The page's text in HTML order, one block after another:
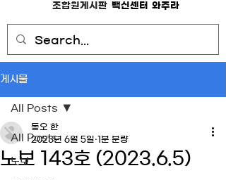
조합원게시판 와주라
백신센터
게시물
All Posts
노보
All Posts
노보 143호 (2023.6.5)
동오 한
2023년 6월 5일 1분 분량